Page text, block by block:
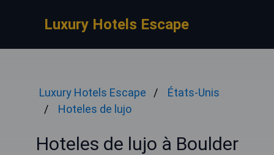
Luxury Hotels Escape
Luxury Hotels Escape
États-Unis
Hoteles de lujo
Hoteles de lujo à Boulder